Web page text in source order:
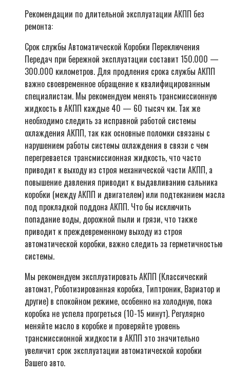
Рекомендации по длительной эксплуатации АКПП без
ремонта:
Срок службы Автоматической Коробки Переключения
Передач при бережной эксплуатации составит 150.000 —
300.000 километров. Для продления срока службы АКПП
важно своевременное обращение к квалифицированным
специалистам. Мы рекомендуем менять трансмиссионную
жидкость в АКПП каждые 40 — 60 тысяч км. Так же
необходимо следить за исправной работой системы
охлаждения АКПП, так как основные поломки связаны с
нарушением работы системы охлаждения в связи с чем
перегревается трансмиссионная жидкость, что часто
приводит к выходу из строя механической части АКПП, а
повышение давления приводит к выдавливанию сальника
коробки (между АКПП и двигателем) или подтеканием масла
под прокладкой поддона АКПП. Что бы исключить
попадание воды, дорожной пыли и грязи, что также
приводит к преждевременному выходу из строя
автоматической коробки, важно следить за герметичностью
системы.
Мы рекомендуем эксплуатировать АКПП (Классический
автомат, Роботизированная коробка, Типтроник, Вариатор и
другие) в спокойном режиме, особенно на холодную, пока
коробка не успела прогреться (10-15 минут). Регулярно
меняйте масло в коробке и проверяйте уровень
трансмиссионной жидкости в АКПП это значительно
увеличит срок эксплуатации автоматической коробки
Вашего авто.